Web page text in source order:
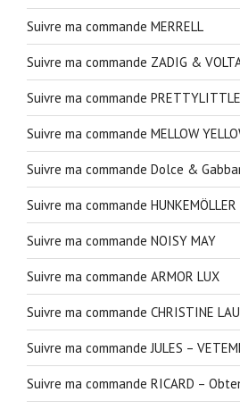
Suivre ma commande MERRELL
Suivre ma commande ZADIG &
Suivre ma commande
Suivre ma commande MELLOW
Suivre ma commande Dolce &
Suivre ma commande HUNKEMÖLLER
Suivre ma commande NOISY MAY
Suivre ma commande ARMOR LUX
Suivre ma commande CHRISTINE
Suivre ma commande JULES –
Suivre ma commande RICARD –